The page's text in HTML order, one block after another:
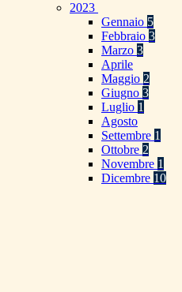
2023
Gennaio 5
Febbraio 3
Marzo 3
Aprile
Maggio 2
Giugno 3
Luglio 1
Agosto
Settembre 1
Ottobre 2
Novembre 1
Dicembre 10